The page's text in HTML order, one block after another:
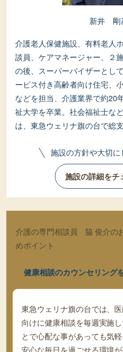
新井 剛
介護老人保健施設、有料老人
談員、ケアマネージャー、２
の後、スーパーバイザーとし
ービス付き高齢者向け住宅、
などを担当、介護業界で約20
祉大学を卒業。社会福祉士な
は、東急ウェリナ旗の台で総
施設の方針や大切に
施設の詳細をチ
介護の専門相談員 脇 俊介の
めポイント
健康相談のカウンセリング
東急ウェリナ旗の台では、
向けに健康相談を毎週実施
とで心配な事があっても気